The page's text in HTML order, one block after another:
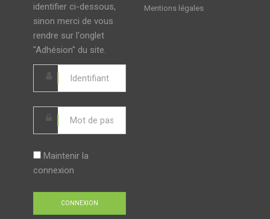
identifier ci-dessous,
sinon merci de vous
rendre sur l'onglet
"Adhésion" du site.
Maintenir la
connexion
Mentions légales